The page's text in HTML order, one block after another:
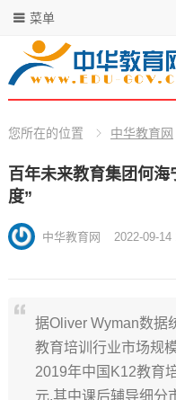
菜单
您所在的位置 中华教育网
百年未来教育集团何
度”
中华教育网 2022-09-14
据Oliver Wyman数据
教育培训行业市场规
2019年中国K12教育
元,其中课后辅导细